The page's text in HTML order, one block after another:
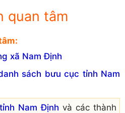
quan tâm
xã Nam Định
sách bưu cục tỉnh Nam
tỉnh Nam Định và các thành